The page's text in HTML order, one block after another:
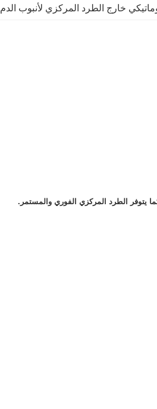
خارج الطرد المركزي لأنبوب الدم